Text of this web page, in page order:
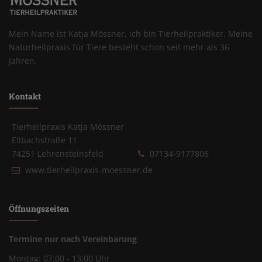
Mein Name ist Katja Mössner, ich bin Tierheilpraktiker. Meine
Naturheilpraxis für Tiere besteht schon seit mehr als 36
Jahren.
Kontakt
Tierheilpraxis Katja Mössner
Ellbachstraße 11
74251 Lehrensteinsfeld
07134-9177806
www.tierheilpraxis-moessner.de
Öffnungszeiten
Termine nur nach Vereinbarung
Montag: 07:00 - 13:00 Uhr